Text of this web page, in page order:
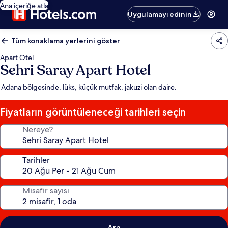
Ana içeriğe atla
Uygulamayı edinin
Tüm konaklama yerlerini göster
Apart Otel
Sehri Saray Apart Hotel
Adana bölgesinde, lüks, küçük mutfak, jakuzi olan daire.
Fiyatların görüntüleneceği tarihleri seçin
Nereye?
Tarihler
Misafir sayısı